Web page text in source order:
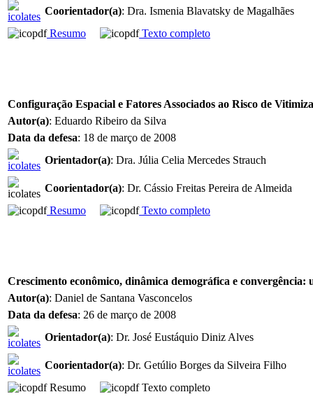
Coorientador(a): Dra. Ismenia Blavatsky de Magalhães
Resumo
Texto completo
Configuração Espacial e Fatores Associados ao Risco de
Autor(a): Eduardo Ribeiro da Silva
Data da defesa: 18 de março de 2008
Orientador(a): Dra. Júlia Celia Mercedes Strauch
Coorientador(a): Dr. Cássio Freitas Pereira de Almeida
Resumo
Texto completo
Crescimento econômico, dinâmica demográfica e convergência:
Autor(a): Daniel de Santana Vasconcelos
Data da defesa: 26 de março de 2008
Orientador(a): Dr. José Eustáquio Diniz Alves
Coorientador(a): Dr. Getúlio Borges da Silveira Filho
Resumo
Texto completo